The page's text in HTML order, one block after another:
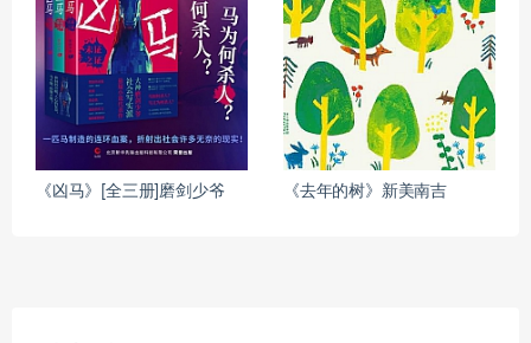
《凶马》[全三册]磨剑少爷 《去年的树》新美南吉